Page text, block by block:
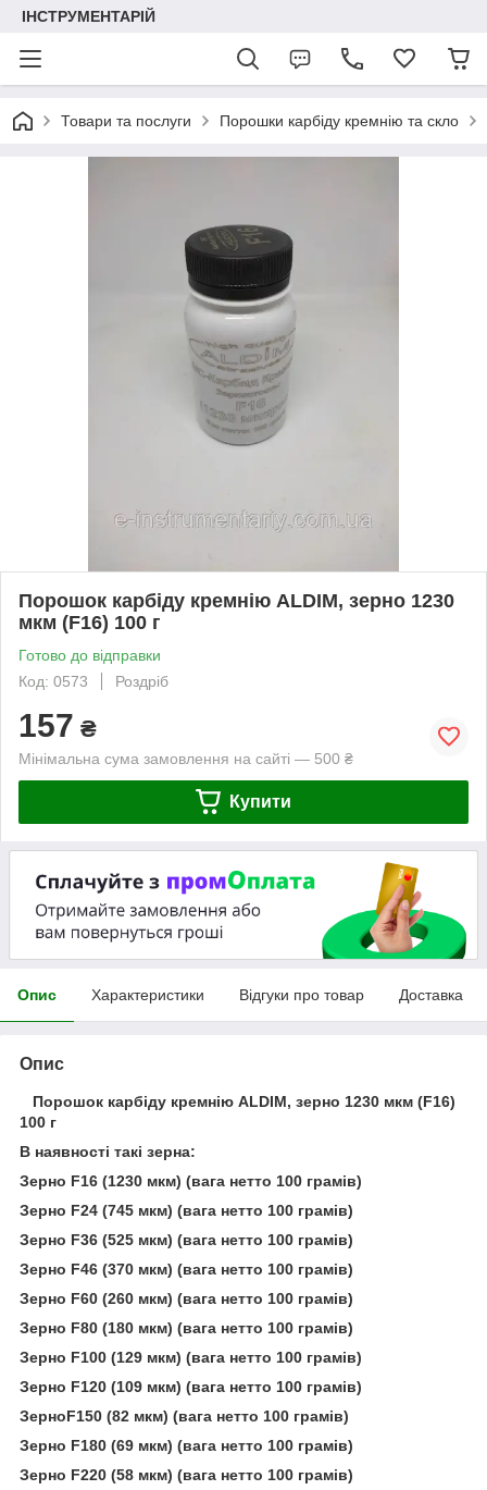
ІНСТРУМЕНТАРІЙ
Товари та послуги Порошки карбіду кремнію та скло
Порошок карбіду кремнію ALDIM, зерно 1230
мкм (F16) 100 г
Готово до відправки
Код: 0573
Роздріб
157 ₴
Мінімальна сума замовлення на сайті — 500 ₴
Купити
Опис Характеристики Відгуки про товар Доставка
Опис
Порошок карбіду кремнію ALDIM, зерно 1230 мкм (F16)
100 г
В наявності такі зерна:
Зерно F16 (1230 мкм) (вага нетто 100 грамів)
Зерно F24 (745 мкм) (вага нетто 100 грамів)
Зерно F36 (525 мкм) (вага нетто 100 грамів)
Зерно F46 (370 мкм) (вага нетто 100 грамів)
Зерно F60 (260 мкм) (вага нетто 100 грамів)
Зерно F80 (180 мкм) (вага нетто 100 грамів)
Зерно F100 (129 мкм) (вага нетто 100 грамів)
Зерно F120 (109 мкм) (вага нетто 100 грамів)
ЗерноF150 (82 мкм) (вага нетто 100 грамів)
Зерно F180 (69 мкм) (вага нетто 100 грамів)
Зерно F220 (58 мкм) (вага нетто 100 грамів)